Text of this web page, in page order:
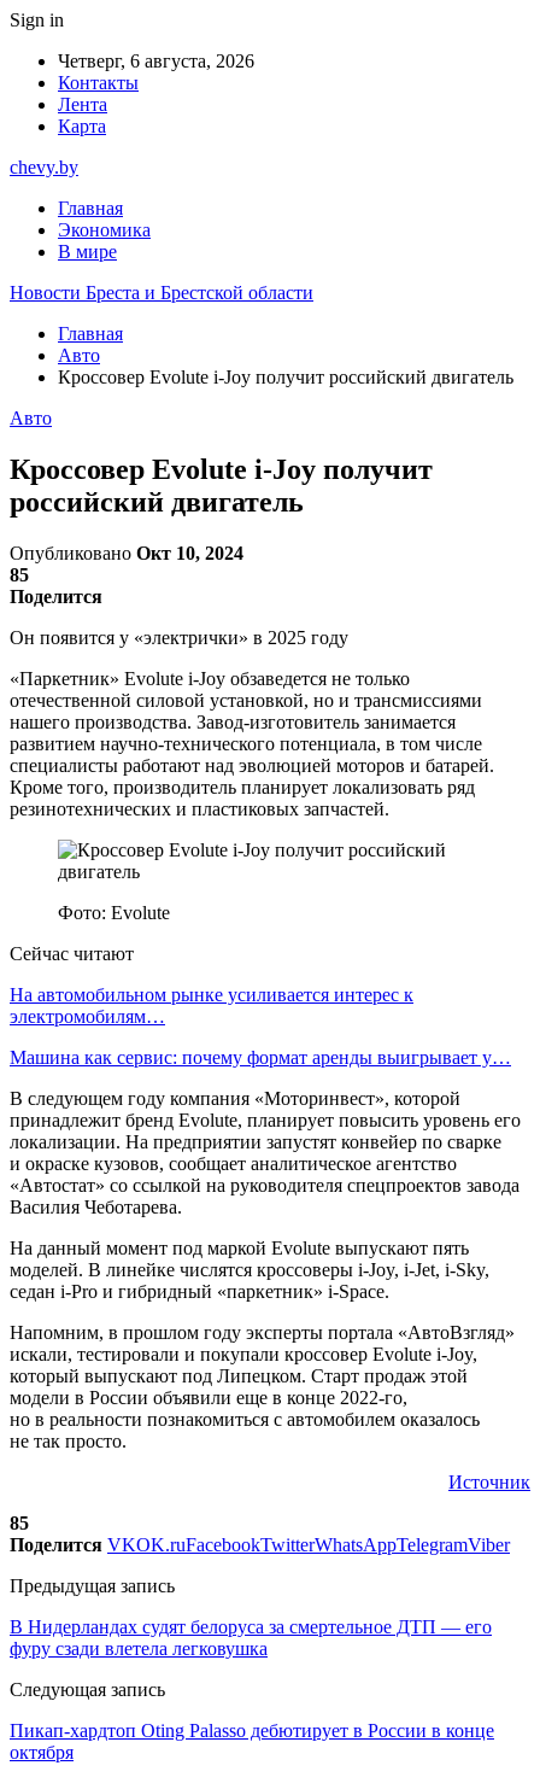
Sign in
Четверг, 6 августа, 2026
Контакты
Лента
Карта
chevy.by
Главная
Экономика
В мире
Новости Бреста и Брестской области
Главная
Авто
Кроссовер Evolute i-Joy получит российский двигатель
Авто
Кроссовер Evolute i-Joy получит
российский двигатель
Опубликовано Окт 10, 2024
85
Поделится
Он появится у «электрички» в 2025 году
«Паркетник» Evolute i-Joy обзаведется не только
отечественной силовой установкой, но и трансмиссиями
нашего производства. Завод-изготовитель занимается
развитием научно-технического потенциала, в том числе
специалисты работают над эволюцией моторов и батарей.
Кроме того, производитель планирует локализовать ряд
резинотехнических и пластиковых запчастей.
Фото: Evolute
Сейчас читают
На автомобильном рынке усиливается интерес к
электромобилям…
Машина как сервис: почему формат аренды выигрывает у…
В следующем году компания «Моторинвест», которой
принадлежит бренд Evolute, планирует повысить уровень его
локализации. На предприятии запустят конвейер по сварке
и окраске кузовов, сообщает аналитическое агентство
«Автостат» со ссылкой на руководителя спецпроектов завода
Василия Чеботарева.
На данный момент под маркой Evolute выпускают пять
моделей. В линейке числятся кроссоверы i-Joy, i-Jet, i-Sky,
седан i-Pro и гибридный «паркетник» i-Space.
Напомним, в прошлом году эксперты портала «АвтоВзгляд»
искали, тестировали и покупали кроссовер Evolute i-Joy,
который выпускают под Липецком. Старт продаж этой
модели в России объявили еще в конце 2022-го,
но в реальности познакомиться с автомобилем оказалось
не так просто.
Источник
85
Поделится VKOK.ruFacebookTwitterWhatsAppTelegramViber
Предыдущая запись
В Нидерландах судят белоруса за смертельное ДТП — его
фуру сзади влетела легковушка
Следующая запись
Пикап-хардтоп Oting Palasso дебютирует в России в конце
октября